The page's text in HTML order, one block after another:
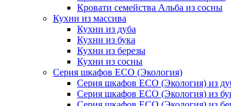
Кровати семейства Альба из сосны
Кухни из массива
Кухни из дуба
Кухни из бука
Кухни из березы
Кухни из сосны
Серия шкафов ECO (Экология)
Серия шкафов ECO (Экология) из
Серия шкафов ECO (Экология) из